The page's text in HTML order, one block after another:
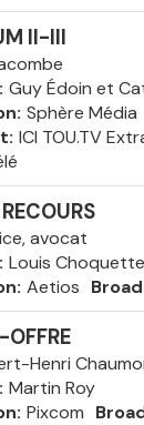
II-III
Guy Édoin et
Sphère Média
ICI TOU.TV
avocat
Louis Choquette
Aetios
Henri
Martin Roy
Pixcom